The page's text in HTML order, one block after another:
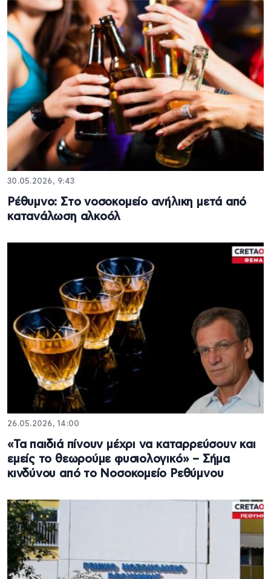
30.05.2026, 9:43
Ρέθυμνο: Στο νοσοκομείο ανήλικη μετά από
κατανάλωση αλκοόλ
26.05.2026, 14:00
«Τα παιδιά πίνουν μέχρι να καταρρεύσουν και
εμείς το θεωρούμε φυσιολογικό» – Σήμα
κινδύνου από το Νοσοκομείο Ρεθύμνου